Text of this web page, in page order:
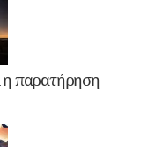
η παρατήρηση